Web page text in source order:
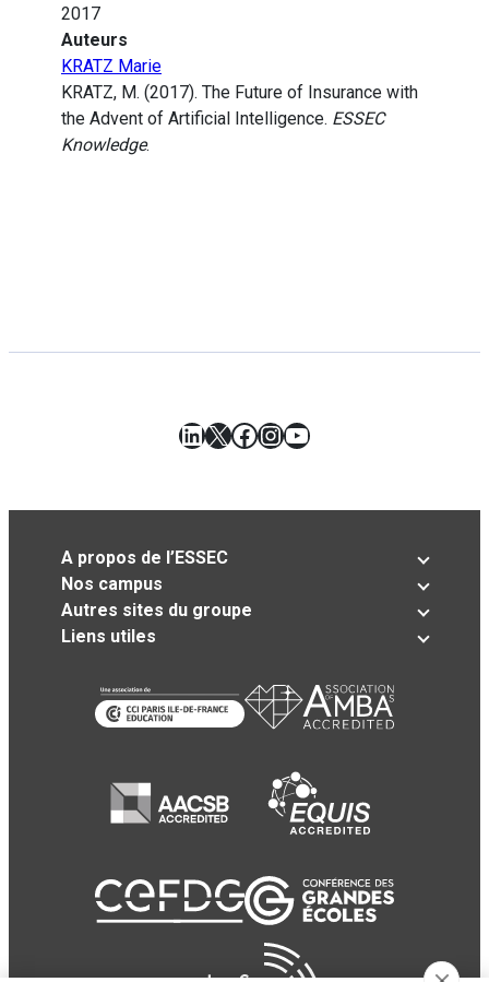
2017
Auteurs
KRATZ Marie
KRATZ, M. (2017). The Future of Insurance with
the Advent of Artificial Intelligence. ESSEC
Knowledge.
LinkedIn
X Facebook
Instagram
YouTube
A propos de l’ESSEC
Nos campus
Autres sites du groupe
Liens utiles